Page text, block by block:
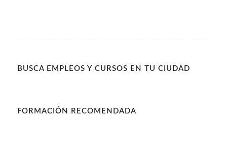
BUSCA EMPLEOS Y CURSOS EN TU CIUDAD
FORMACIÓN RECOMENDADA